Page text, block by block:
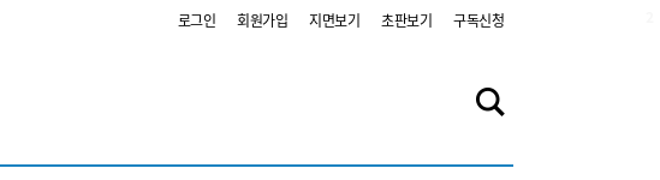
로그인 회원가입 지면보기 초판보기 구독신청